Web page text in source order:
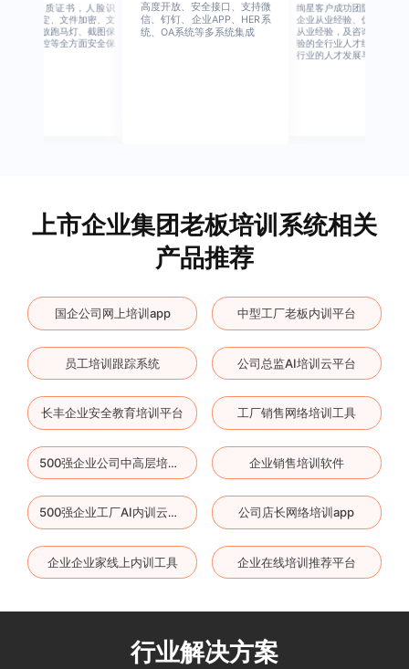
业权威资质证书，人脸识
、设备绑定、文件加密、文
水印、播放跑马灯、截图保
、权限管控等全方面安全保
高度开放、安全接口、支持微
信、钉钉、企业APP、HER系
统、OA系统等多系统集成
绚星客户成功团队，由有多
企业从业经验、优秀培训机
从业经验，及咨询公司从业
验的全行业人才组成，涉猎
行业的人才发展与培养模块
上市企业集团老板培训系统相关
产品推荐
国企公司网上培训app 中型工厂老板内训平台
员工培训跟踪系统 公司总监AI培训云平台
长丰企业安全教育培训平台 工厂销售网络培训工具
500强企业公司中高层培训软件 企业销售培训软件
500强企业工厂AI内训云平台 公司店长网络培训app
企业企业家线上内训工具 企业在线培训推荐平台
行业解决方案